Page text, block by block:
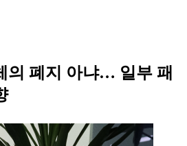
의 폐지 아냐… 일부 패